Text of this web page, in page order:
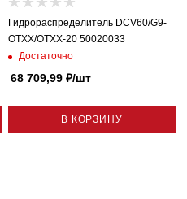
Гидрораспределитель DCV60/G9-
OTXX/OTXX-20 50020033
Достаточно
68 709,99₽/шт
В КОРЗИНУ